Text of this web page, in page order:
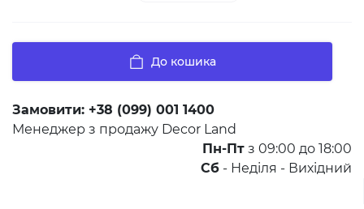
До кошика
Замовити: +38 (099) 001 1400
Менеджер з продажу Decor Land
Пн-Пт з 09:00 до 18:00
Сб - Неділя - Вихідний